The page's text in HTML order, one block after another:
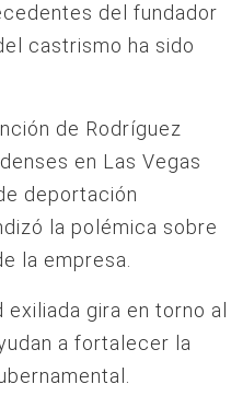
del fundador
castrismo ha sido
de Rodríguez
en Las Vegas
deportación
la polémica sobre
la empresa.
gira en torno al
a fortalecer la